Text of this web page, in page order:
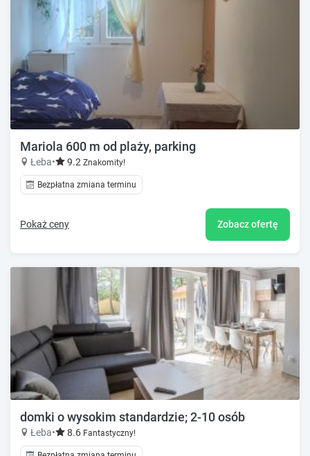
Mariola 600 m od plaży, parking
Łeba• 9.2 Znakomity!
Bezpłatna zmiana terminu
Pokaż ceny Zobacz ofertę
domki o wysokim standardzie; 2-10 osób
Łeba• 8.6 Fantastyczny!